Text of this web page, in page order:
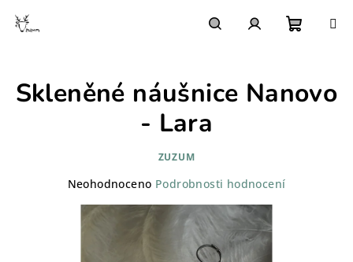
košík
Skleněné náušnice Nanovo
- Lara
ZUZUM
Průměrné
produktu
Neohodnoceno Podrobnosti hodnocení